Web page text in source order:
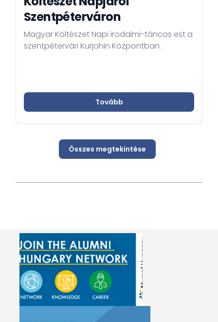
Szentpéterváron
Magyar Költészet Napi irodalmi-táncos est a
szentpétervári Kurjohin Központban.
Tovább
Összes megtekintése